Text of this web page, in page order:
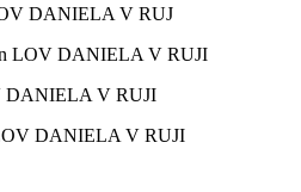
DANIELA V RUJ
LOV DANIELA V RUJI
DANIELA V RUJI
DANIELA V RUJI